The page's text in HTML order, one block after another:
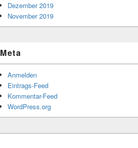
Dezember 2019
November 2019
Meta
Anmelden
Eintrags-Feed
Kommentar-Feed
WordPress.org